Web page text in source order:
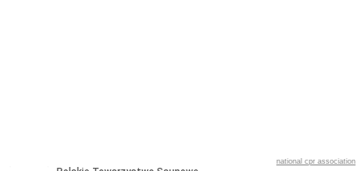
national cpr association